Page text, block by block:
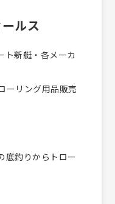
ルス
ト新艇・各メーカ
ーリング用品販売
底釣りからトロー